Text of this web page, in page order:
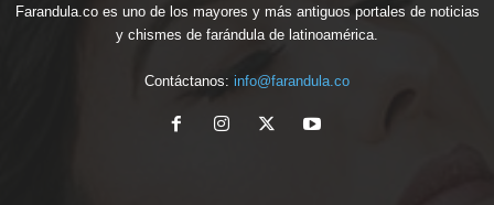
Farandula.co es uno de los mayores y más antiguos portales de noticias
y chismes de farándula de latinoamérica.
Contáctanos: info@farandula.co